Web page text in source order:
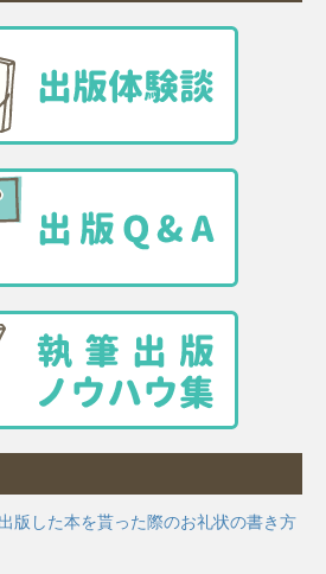
版した本を貰った際のお礼状の書き方